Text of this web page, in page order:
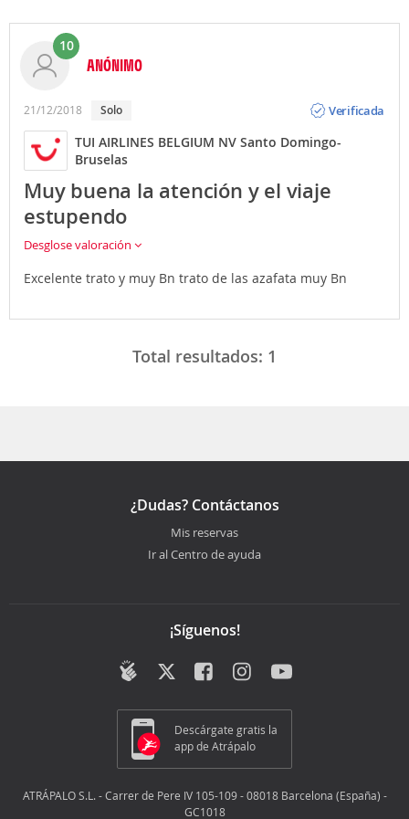
10
ANÓNIMO
21/12/2018 solo
Verificada
TUI AIRLINES BELGIUM NV Santo Domingo-
Bruselas
Muy buena la atención y el viaje
estupendo
Desglose valoración
Excelente trato y muy Bn trato de las azafata muy Bn
Total resultados: 1
¿Dudas? Contáctanos
Mis reservas
Ir al Centro de ayuda
¡Síguenos!
Descárgate gratis la
app de Atrápalo
ATRÁPALO S.L. - Carrer de Pere IV 105-109 - 08018 Barcelona (España) -
GC1018